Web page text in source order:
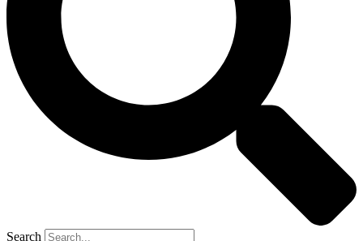
Search